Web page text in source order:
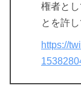
権者と
とを許
https://